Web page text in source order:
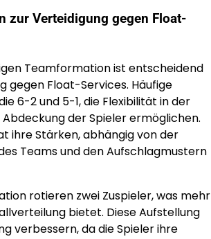
zur Verteidigung gegen Float-
Teamformation ist entscheidend
gegen Float-Services. Häufige
6-2 und 5-1, die Flexibilität in der
Abdeckung der Spieler ermöglichen.
ihre Stärken, abhängig von der
Teams und den Aufschlagmustern
rotieren zwei Zuspieler, was mehr
bietet. Diese Aufstellung
verbessern, da die Spieler ihre